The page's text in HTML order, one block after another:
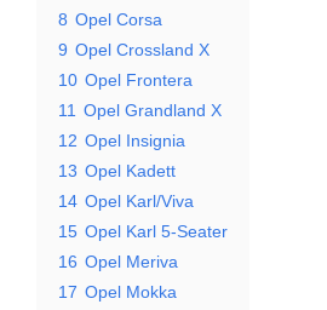
8 Opel Corsa
9 Opel Crossland X
10 Opel Frontera
11 Opel Grandland X
12 Opel Insignia
13 Opel Kadett
14 Opel Karl/Viva
15 Opel Karl 5-Seater
16 Opel Meriva
17 Opel Mokka